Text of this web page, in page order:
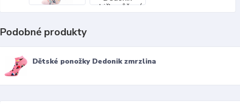
Podobné produkty
Dětské ponožky Dedonik zmrzlina